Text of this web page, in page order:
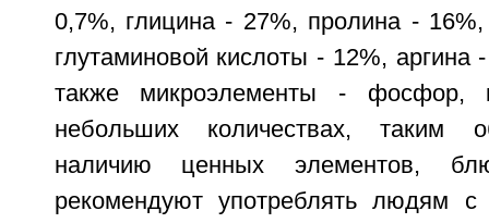
0,7%, глицина - 27%, пролина -
глутаминовой кислоты - 12%,
также микроэлементы -
небольших количествах, таким
наличию ценных элементов,
рекомендуют употреблять людям с